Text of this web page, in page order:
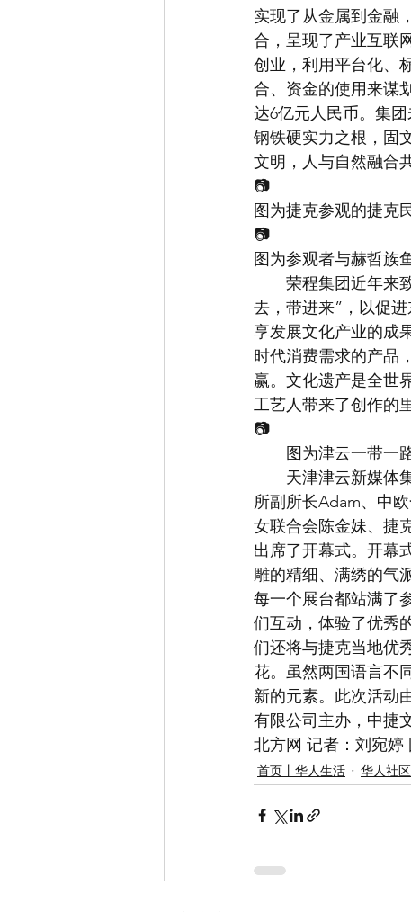
实现了从金属到金融
合，呈现了产业互联
创业，利用平台化、
合、资金的使用来谋
达6亿元人民币。集
钢铁硬实力之根，固
文明，人与自然融合
📷
图为捷克参观的捷克
📷
图为参观者与赫哲族
荣程集团近年来致
去，带进来”，以促
享发展文化产业的成
时代消费需求的产品
赢。文化遗产是全世
工艺人带来了创作的
📷
图为津云一带一路
天津津云新媒体集
所副所长Adam、中
女联合会陈金妹、捷
出席了开幕式。开幕
雕的精细、满绣的气
每一个展台都站满了
们互动，体验了优秀
们还将与捷克当地优
花。虽然两国语言不
新的元素。此次活动
有限公司主办，中捷
北方网 记者：刘宛婷
首页丨华人生活 华人社